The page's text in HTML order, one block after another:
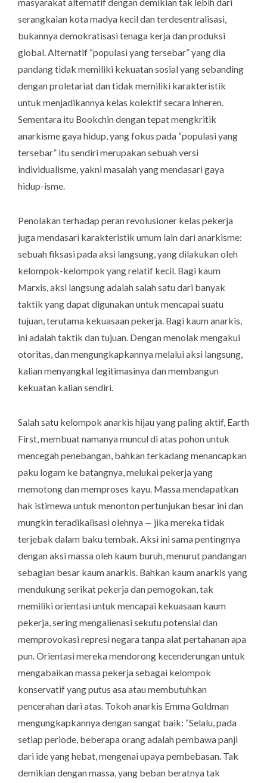
serangkaian kota madya kecil dan terdesentralisasi,
bukannya demokratisasi tenaga kerja dan produksi
global. Alternatif “populasi yang tersebar” yang dia
pandang tidak memiliki kekuatan sosial yang sebanding
dengan proletariat dan tidak memiliki karakteristik
untuk menjadikannya kelas kolektif secara inheren.
Sementara itu Bookchin dengan tepat mengkritik
anarkisme gaya hidup, yang fokus pada “populasi yang
tersebar” itu sendiri merupakan sebuah versi
individualisme, yakni masalah yang mendasari gaya
hidup-isme.
Penolakan terhadap peran revolusioner kelas pekerja
juga mendasari karakteristik umum lain dari anarkisme:
sebuah fiksasi pada aksi langsung, yang dilakukan oleh
kelompok-kelompok yang relatif kecil. Bagi kaum
Marxis, aksi langsung adalah salah satu dari banyak
taktik yang dapat digunakan untuk mencapai suatu
tujuan, terutama kekuasaan pekerja. Bagi kaum anarkis,
ini adalah taktik dan tujuan. Dengan menolak mengakui
otoritas, dan mengungkapkannya melalui aksi langsung,
kalian menyangkal legitimasinya dan membangun
kekuatan kalian sendiri.
Salah satu kelompok anarkis hijau yang paling aktif, Earth
First, membuat namanya muncul di atas pohon untuk
mencegah penebangan, bahkan terkadang menancapkan
paku logam ke batangnya, melukai pekerja yang
memotong dan memproses kayu. Massa mendapatkan
hak istimewa untuk menonton pertunjukan besar ini dan
mungkin teradikalisasi olehnya — jika mereka tidak
terjebak dalam baku tembak. Aksi ini sama pentingnya
dengan aksi massa oleh kaum buruh, menurut pandangan
sebagian besar kaum anarkis. Bahkan kaum anarkis yang
mendukung serikat pekerja dan pemogokan, tak
memiliki orientasi untuk mencapai kekuasaan kaum
pekerja, sering mengalienasi sekutu potensial dan
memprovokasi represi negara tanpa alat pertahanan apa
pun. Orientasi mereka mendorong kecenderungan untuk
mengabaikan massa pekerja sebagai kelompok
konservatif yang putus asa atau membutuhkan
pencerahan dari atas. Tokoh anarkis Emma Goldman
mengungkapkannya dengan sangat baik: “Selalu, pada
setiap periode, beberapa orang adalah pembawa panji
dari ide yang hebat, mengenai upaya pembebasan. Tak
demikian dengan massa, yang beban beratnya tak